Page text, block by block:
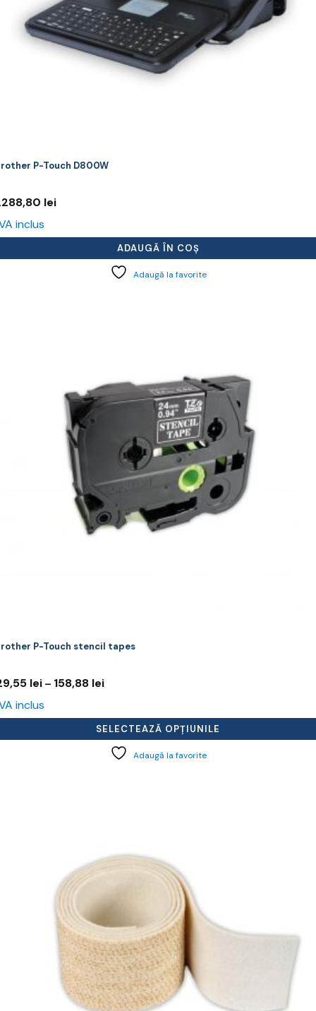
P-Touch D800W
lei
inclus
ADAUGĂ ÎN COȘ
Adaugă la favorite
P-Touch stencil tapes
lei – 158,88 leiInterval
129,55 lei
până
la
inclus
SELECTEAZĂ OPȚIUNILE
Adaugă la favorite